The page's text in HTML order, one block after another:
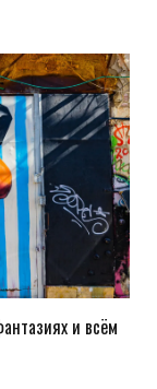
и всём